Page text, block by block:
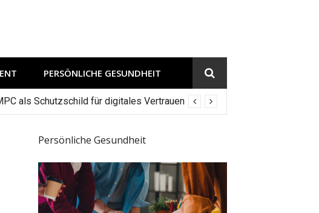
PERSÖNLICHE GESUNDHEIT
als Schutzschild für digitales Vertrauen
Persönliche Gesundheit